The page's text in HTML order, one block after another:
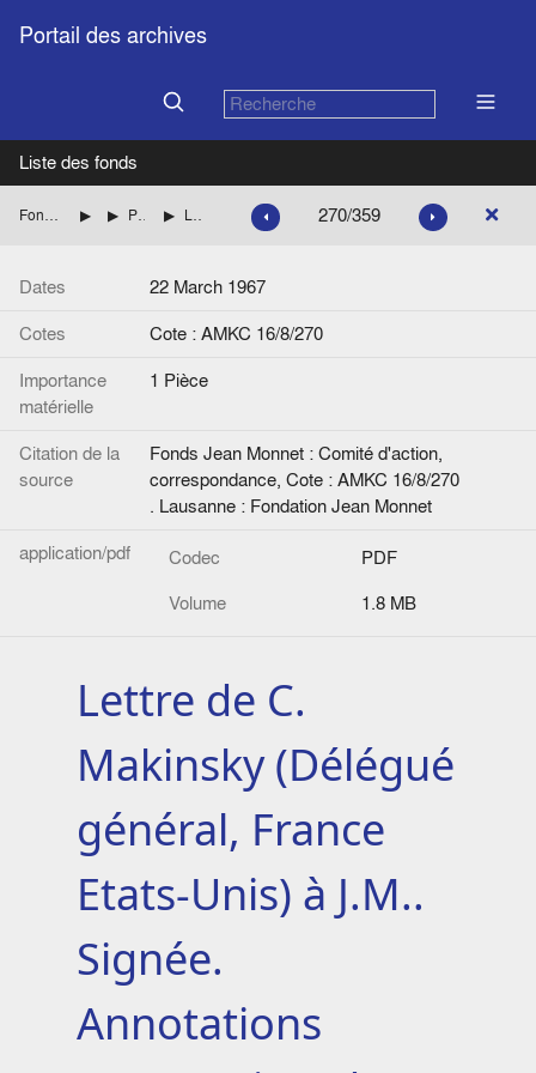
Portail des archives
Liste des fonds
Fonds Jean Monnet : Comité d'action, correspondance FRANCE : DIVERS
Personnalités dont les noms commencent par LE à MA Lettre de C. Makinsky (Délégué général, France Etats-Unis) à J.M.. Signée. Annotations manuscrites de Jean Monnet. 270/359
Dates
22 March 1967
Cotes
Cote : AMKC 16/8/270
Importance
matérielle
1 Pièce
Citation de la
source
Fonds Jean Monnet : Comité d'action,
correspondance, Cote : AMKC 16/8/270
. Lausanne : Fondation Jean Monnet
application/pdf
Codec
PDF
Volume
1.8 MB
Lettre de C.
Makinsky (Délégué
général, France
Etats-Unis) à J.M..
Signée.
Annotations